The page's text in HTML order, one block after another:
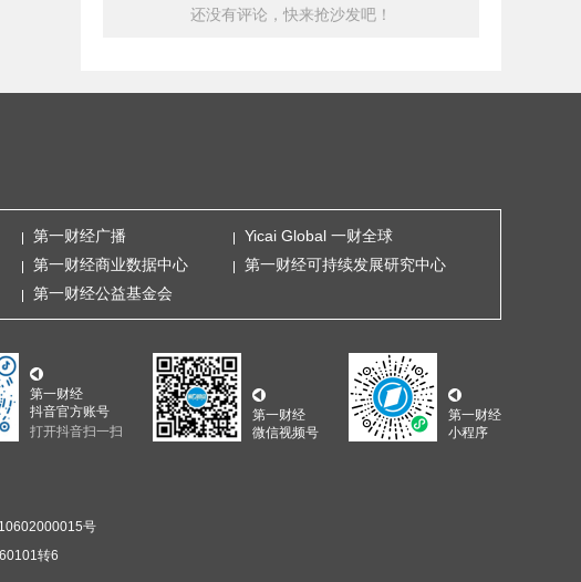
还没有评论，快来抢沙发吧！
第一财经广播
Yicai Global 一财全球
第一财经商业数据中心
第一财经可持续发展研究中心
第一财经公益基金会
第一财经
抖音官方账号
打开抖音扫一扫
第一财经
微信视频号
第一财经
小程序
号
转6